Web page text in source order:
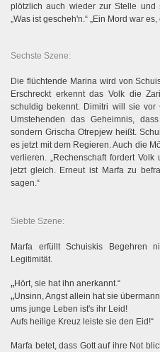
plötzlich auch wieder zur Stelle
„Was ist gescheh'n.“ „Ein Mord war
Sechste Szene:
Die flüchtende Marina wird von
Erschreckt erkennt das Volk die
schuldig bekennt. Dimitri will sie
Umstehenden das Geheimnis,
sondern Grischa Otrepjew heißt.
es jetzt mit dem Regieren. Auch die
verlieren. „Rechenschaft fordert
jetzt gleich. Erneut ist Marfa zu
sagen.“
Siebte Szene:
Marfa erfüllt Schuiskis Begehren
Legitimität.
„Hört, sie hat ihn anerkannt.“
„Unsinn, Angst allein hat sie
ums junge Leben ist's ihr Leid!
Aufs heilige Kreuz leiste sie den Eid!“
Marfa betet, dass Gott auf ihre Not